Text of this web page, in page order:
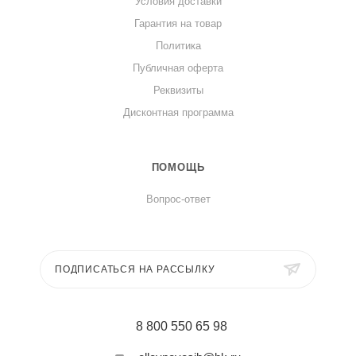
Гарантия на товар
Политика
Публичная оферта
Реквизиты
Дисконтная программа
ПОМОЩЬ
Вопрос-ответ
ПОДПИСАТЬСЯ НА РАССЫЛКУ
8 800 550 65 98